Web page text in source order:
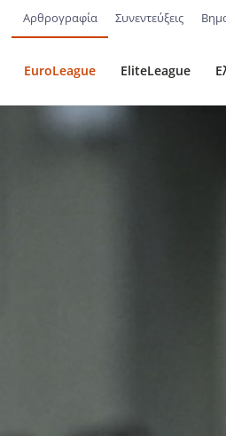
Αρθρογραφία Συνεντεύξεις
EuroLeague EliteLeague